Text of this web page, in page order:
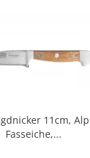
11cm,
Fasseiche,...